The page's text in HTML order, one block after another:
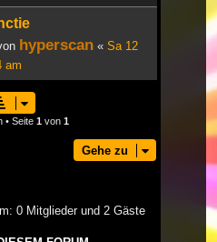
hyperscan « Sa 12
am
• Seite 1 von 1
Gehe zu
0 Mitglieder und 2 Gäste